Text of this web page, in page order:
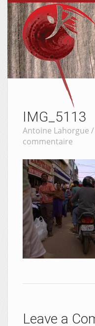
IMG_5113
Antoine Lahorgue
commentaire
Leave a